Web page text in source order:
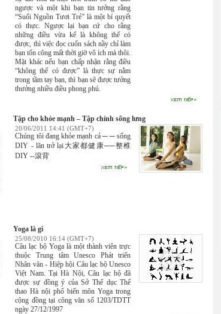
ngược và một khi bạn tin tưởng rằng
“Suối Nguồn Tươi Trẻ” là một bí quyết
có thực. Ngược lại bạn cứ cho rằng
những điều vừa kể là không thể có
được, thì việc đọc cuốn sách nầy chỉ làm
bạn tốn công mất thời giờ vô ích mà thôi.
Mặt khác nếu bạn chấp nhận rằng điều
“không thể có được” là thực sự nằm
trong tầm tay bạn, thì bạn sẽ được tưởng
thưởng nhiều điều phong phú.
Tập cho khỏe mạnh – Tập chỉnh sống lưng
20/06/2011 14:41 (GMT+7)
Chúng tôi đang khỏe mạnh cả ─ ─ sống
DIY - lăn trở lại大家都健康──整椎
DIY --滾背
Yoga là gì
25/08/2010 16:14 (GMT+7)
Câu lạc bộ Yoga là một thành viên trực
thuộc Trung tâm Unesco Phát triển
Nhân văn - Hiệp hội Câu lạc bộ Unesco
Việt Nam. Tại Hà Nội, Câu lạc bộ đã
được sự đồng ý của Sở Thể dục Thể
thao Hà nội phổ biến môn Yoga trong
cộng đồng tại công văn số 1203/TDTT
ngày 27/12/1997